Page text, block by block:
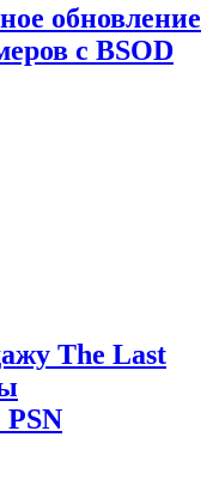
обновление
с BSOD
The Last